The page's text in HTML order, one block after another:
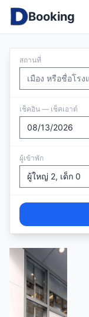
Booking
สถานที่
เช็คอิน — เช็คเอาต์
ผู้เข้าพัก